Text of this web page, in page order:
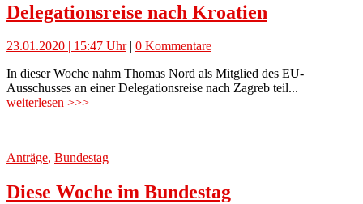
Delegationsreise nach Kroatien
23.01.2020 | 15:47 Uhr| 0 Kommentare
In dieser Woche nahm Thomas Nord als Mitglied des EU-
Ausschusses an einer Delegationsreise nach Zagreb teil...
weiterlesen >>>
Anträge, Bundestag
Diese Woche im Bundestag